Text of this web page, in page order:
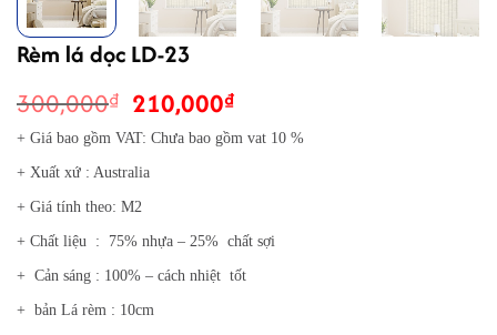
Rèm lá dọc LD-23
300,000₫ Giá
gốc
là:
300,000₫.
210,000₫Giá
hiện
tại
+ Giá bao gồm VAT: Chưa bao gồm vat 10 %
+ Xuất xứ : Australia
+ Giá tính theo: M2
+ Chất liệu : 75% nhựa – 25% chất sợi
+ Cản sáng : 100% – cách nhiệt tốt
+ bản Lá rèm : 10cm